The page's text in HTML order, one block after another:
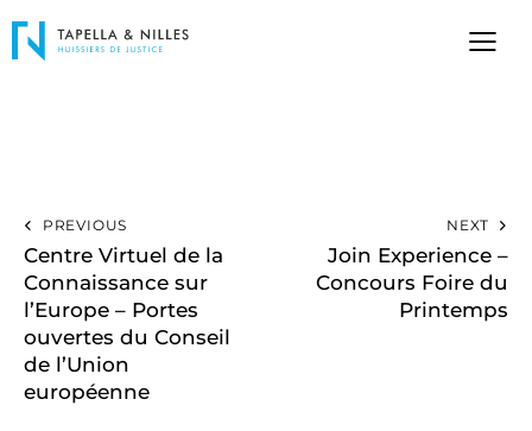
PREVIOUS
Centre Virtuel de la
Connaissance sur
l’Europe – Portes
ouvertes du Conseil
de l’Union
européenne
NEXT
Join Experience –
Concours Foire du
Printemps